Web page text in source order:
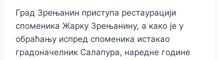
Град Зрењанин приступа рестаурацији
споменика Жарку Зрењанину, а како је у
обраћању испред споменика истакао
градоначелник Салапура, наредне године